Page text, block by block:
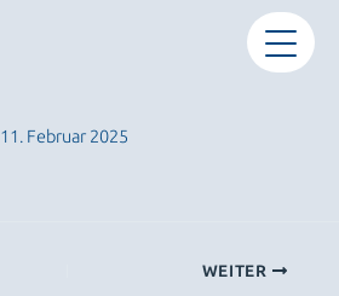
11. Februar 2025
WEITER